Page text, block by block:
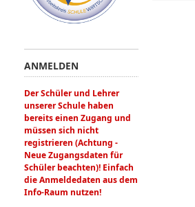
ANMELDEN
Der Schüler und Lehrer
unserer Schule haben
bereits einen Zugang und
müssen sich nicht
registrieren (Achtung -
Neue Zugangsdaten für
Schüler beachten)! Einfach
die Anmeldedaten aus dem
Info-Raum nutzen!